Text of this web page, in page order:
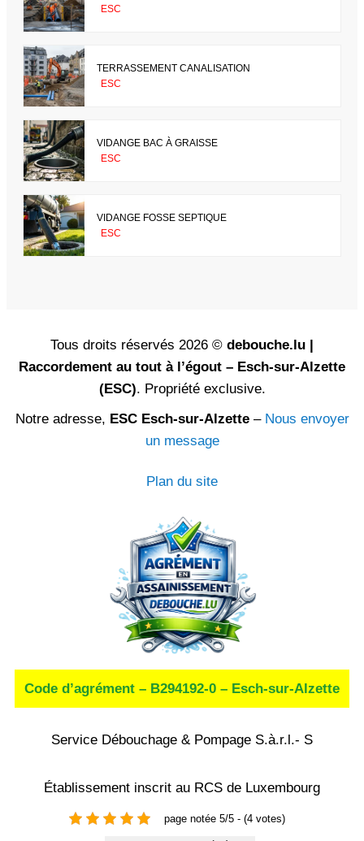
ESC
TERRASSEMENT CANALISATION
ESC
VIDANGE BAC À GRAISSE
ESC
VIDANGE FOSSE SEPTIQUE
ESC
Tous droits réservés 2026 © debouche.lu |
Raccordement au tout à l’égout – Esch-sur-Alzette
(ESC). Propriété exclusive.
Notre adresse, ESC Esch-sur-Alzette– Nous envoyer
un message
Plan du site
Code d’agrément – B294192-0 – Esch-sur-Alzette
Service Débouchage & Pompage S.à.r.l.- S
Établissement inscrit au RCS de Luxembourg
page notée 5/5 - (4 votes)